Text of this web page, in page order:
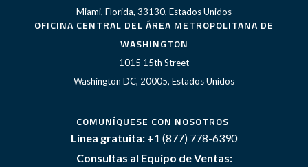
Miami, Florida, 33130, Estados Unidos
OFICINA CENTRAL DEL ÁREA METROPOLITANA DE
WASHINGTON
1015 15th Street
Washington DC, 20005, Estados Unidos
COMUNÍQUESE CON NOSOTROS
Línea gratuita: +1 (877) 778-6390
Consultas al Equipo de Ventas: